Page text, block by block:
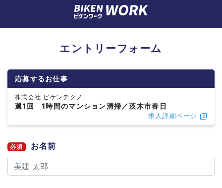
エントリーフォーム
応募するお仕事
株式会社 ビケンテクノ
週1回 1時間のマンション清掃／茨木市春日
求人詳細ページ
必須 お名前